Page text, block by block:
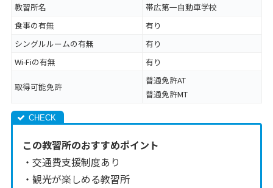
教習所名
帯広第一自動車学校
食事の有無
有り
シングルルームの有無
有り
Wi-Fiの有無
有り
取得可能免許
普通免許AT
普通免許MT
この教習所のおすすめポイント
・交通費支援制度あり
・観光が楽しめる教習所